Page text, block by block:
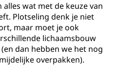
wat met de keuze van
Plotseling denk je niet
maar moet je ook
lichaamsbouw
dan hebben we het nog
overpakken).